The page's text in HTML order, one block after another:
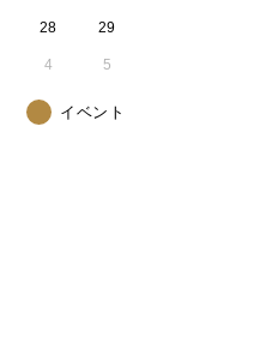
28 29
4 5
イベント